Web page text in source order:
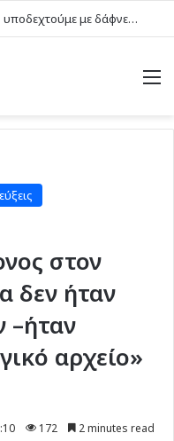
Μ. Πόκκιας στον topfm: «Θα τους υποδεχτούμε με δάφνες και πικροδάφνες» –Η ειρωνική “υποδοχή” στον υβριδικό σταθμό (ηχητικό)
στον
δεν ήταν
–ήταν
αρχείο»
172 2 minutes read